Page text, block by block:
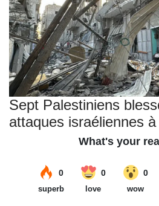
Sept Palestiniens
attaques israéliennes